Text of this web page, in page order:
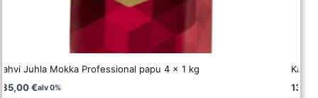
Juhla Mokka Professional papu 4 x 1 kg
€alv 0%